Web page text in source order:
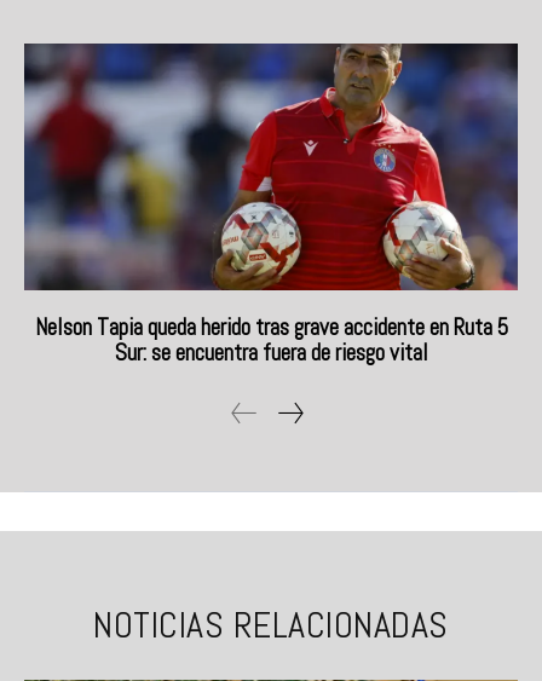
Nelson Tapia queda herido tras grave accidente en Ruta 5
Sur: se encuentra fuera de riesgo vital
NOTICIAS RELACIONADAS